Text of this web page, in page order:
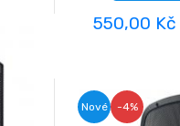
550,00 Kč
Nové -4%